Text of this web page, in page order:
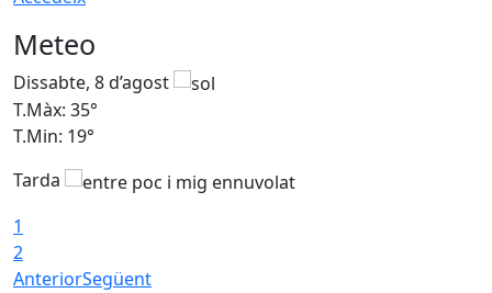
Meteo
Dissabte, 8 d’agost
T.Màx: 35°
T.Min: 19°
Tarda
1
2
AnteriorSegüent